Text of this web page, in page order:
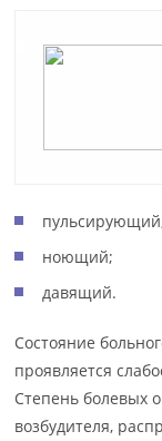
ноющий;
давящий.
Состояние
проявляется
Степень болевых
возбудителя,